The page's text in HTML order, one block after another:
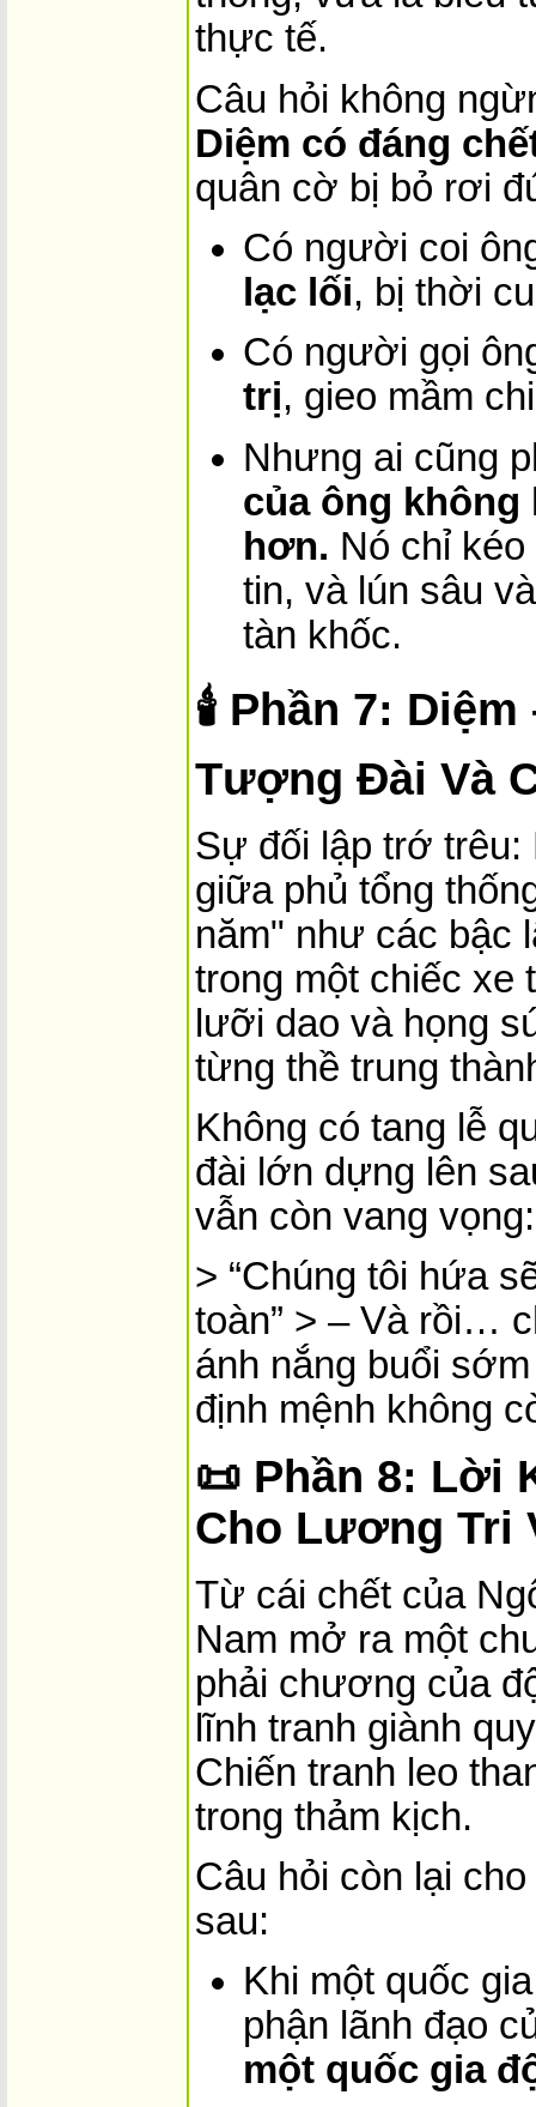
thực tế.
Câu hỏi không
Diệm có đáng
quân cờ bị bỏ rơi
Có người coi
lạc lối, bị thời
Có người gọi
trị, gieo mầm
Nhưng ai cũng
của ông
hơn. Nó chỉ
tin, và lún sâu
tàn khốc.
🕯️ Phần 7:
Tượng Đài Và
Sự đối lập trớ trêu:
giữa phủ tổng
năm" như các bậc
trong một chiếc xe
lưỡi dao và họng
từng thề trung
Không có tang lễ
đài lớn dựng lên
vẫn còn vang vọng:
> “Chúng tôi hứa
toàn” > – Và rồi…
ánh nắng buổi
định mệnh không
📜 Phần 8: Lời
Cho Lương Tri
Từ cái chết của
Nam mở ra một
phải chương của
lĩnh tranh giành
Chiến tranh leo
trong thảm kịch.
Câu hỏi còn lại
sau:
Khi một quốc
phận lãnh đạo
một quốc gia